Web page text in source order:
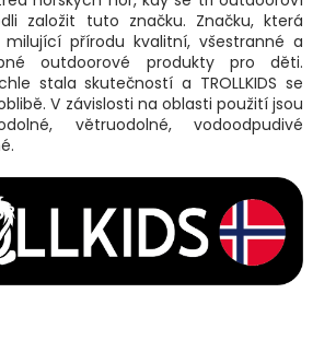
založit tuto značku. Značku, která
přírodu kvalitní, všestranné a
outdoorové produkty pro děti.
stala skutečností a TROLLKIDS se
V závislosti na oblasti použití jsou
větruodolné, vodoodpudivé